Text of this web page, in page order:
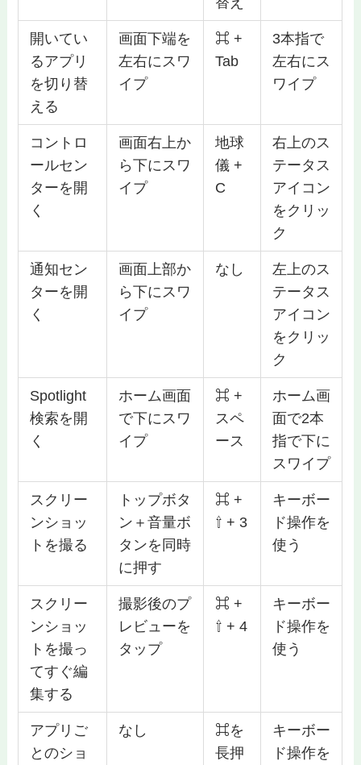
開いてい
るアプリ
を切り替
える
画面下端を
左右にスワ
イプ
⌘ +
Tab
3本指で
左右にス
ワイプ
コントロ
ールセン
ターを開
く
画面右上か
ら下にスワ
イプ
地球
儀 +
C
右上のス
テータス
アイコン
をクリッ
ク
通知セン
ターを開
く
画面上部か
ら下にスワ
イプ
なし
左上のス
テータス
アイコン
をクリッ
ク
Spotlight
検索を開
く
ホーム画面
で下にスワ
イプ
⌘ +
スペ
ース
ホーム画
面で2本
指で下に
スワイプ
スクリー
ンショッ
トを撮る
トップボタ
ン＋音量ボ
タンを同時
に押す
⌘ +
⇧ + 3
キーボー
ド操作を
使う
スクリー
ンショッ
トを撮っ
てすぐ編
集する
撮影後のプ
レビューを
タップ
⌘ +
⇧ + 4
キーボー
ド操作を
使う
アプリご
とのショ
なし
⌘を
長押
キーボー
ド操作を